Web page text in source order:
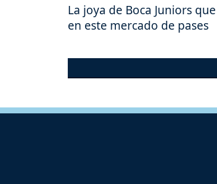
La joya de Boca Juniors
en este mercado de pases